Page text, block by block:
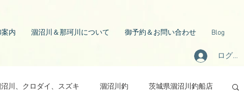
内 涸沼川＆那珂川について 御予約＆お問い合わせ Blog
ログイン
川、クロダイ、スズキ 涸沼川釣 茨城県涸沼川釣船店